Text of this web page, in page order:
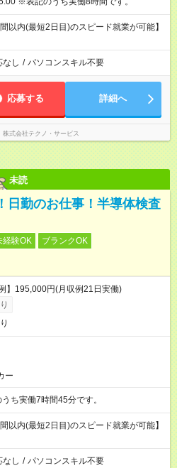
以内(最短2日目)のスピード就業が可能】
なし / パソコンスキル不要
応募する 詳細へ
株式会社テクノ・サービス
未読
日勤のお仕事！半導体検査
経験OK
ブランクOK
195,000円(月収例21日実働)
ー
※表記のうち実働7時間45分です。
以内(最短2日目)のスピード就業が可能】
なし / パソコンスキル不要